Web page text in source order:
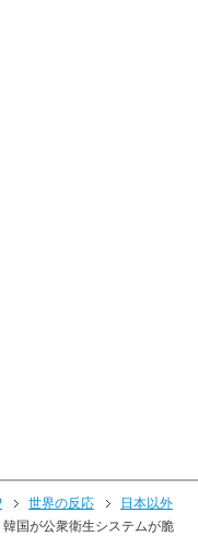
世界の反応
日本以外
国が公衆衛生システムが脆